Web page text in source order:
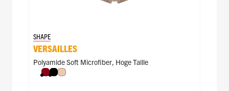
SHAPE
VERSAILLES
Polyamide Soft Microfiber, Hoge Taille
Donkerrood
ZwartNude